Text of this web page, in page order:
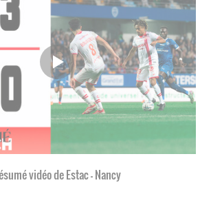
vidéo de Estac - Nancy